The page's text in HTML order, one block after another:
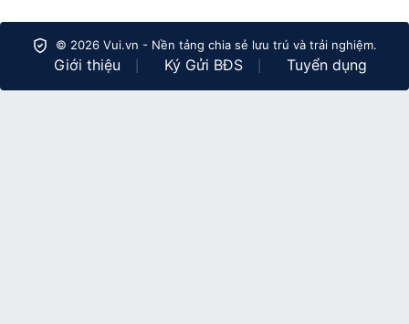
© 2026 Vui.vn - Nền tảng chia sẻ lưu trú và trải nghiệm.
Giới thiệu Ký Gửi BĐS Tuyển dụng